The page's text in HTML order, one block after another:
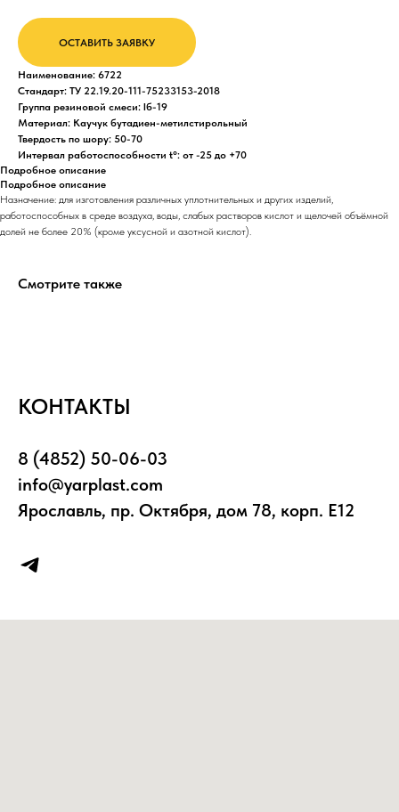
ОСТАВИТЬ ЗАЯВКУ
Наименование: 6722
Стандарт: ТУ 22.19.20-111-75233153-2018
Группа резиновой смеси: Iб-19
Материал: Каучук бутадиен-метилстирольный
Твердость по шору: 50-70
Интервал работоспособности t°: от -25 до +70
Подробное описание
Подробное описание
Назначение: для изготовления различных уплотнительных и других изделий,
работоспособных в среде воздуха, воды, слабых растворов кислот и щелочей объёмной
долей не более 20% (кроме уксусной и азотной кислот).
Смотрите также
КОНТАКТЫ
8 (4852) 50-06-03
info@yarplast.com
Ярославль, пр. Октября, дом 78, корп. Е12